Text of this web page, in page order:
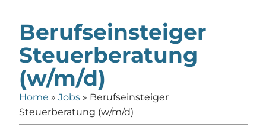
Berufseinsteiger
Steuerberatung
(w/m/d)
Home » Jobs » Berufseinsteiger
Steuerberatung (w/m/d)